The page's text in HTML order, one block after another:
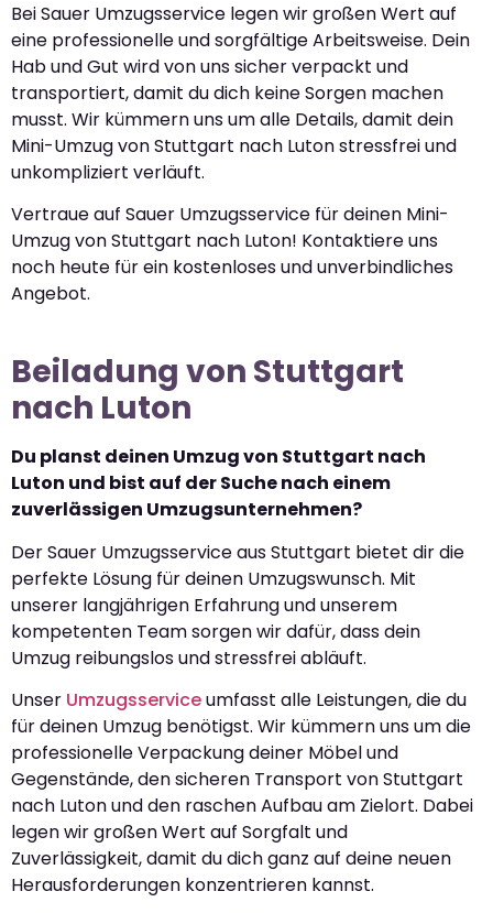
Bei Sauer Umzugsservice legen wir großen Wert auf
eine professionelle und sorgfältige Arbeitsweise. Dein
Hab und Gut wird von uns sicher verpackt und
transportiert, damit du dich keine Sorgen machen
musst. Wir kümmern uns um alle Details, damit dein
Mini-Umzug von Stuttgart nach Luton stressfrei und
unkompliziert verläuft.
Vertraue auf Sauer Umzugsservice für deinen Mini-
Umzug von Stuttgart nach Luton! Kontaktiere uns
noch heute für ein kostenloses und unverbindliches
Angebot.
Beiladung von Stuttgart
nach Luton
Du planst deinen Umzug von Stuttgart nach
Luton und bist auf der Suche nach einem
zuverlässigen Umzugsunternehmen?
Der Sauer Umzugsservice aus Stuttgart bietet dir die
perfekte Lösung für deinen Umzugswunsch. Mit
unserer langjährigen Erfahrung und unserem
kompetenten Team sorgen wir dafür, dass dein
Umzug reibungslos und stressfrei abläuft.
Unser Umzugsserviceumfasst alle Leistungen, die du
für deinen Umzug benötigst. Wir kümmern uns um die
professionelle Verpackung deiner Möbel und
Gegenstände, den sicheren Transport von Stuttgart
nach Luton und den raschen Aufbau am Zielort. Dabei
legen wir großen Wert auf Sorgfalt und
Zuverlässigkeit, damit du dich ganz auf deine neuen
Herausforderungen konzentrieren kannst.